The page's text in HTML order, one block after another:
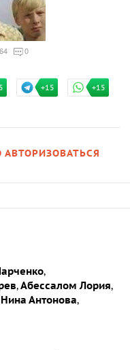
0
+15 +15
,
,Абессалом Лория,
Нина Антонова,